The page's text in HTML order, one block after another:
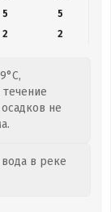
5
5
2 2
не
в реке